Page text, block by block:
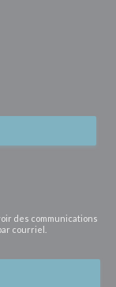
une nouvelle
((ouvre une
des communications
courriel.